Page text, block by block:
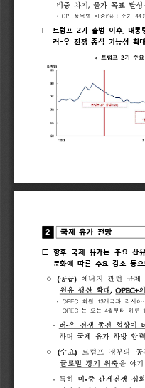
비중
차지 물가 목표 달성
* CPI 품목별 비중(%) : 주거 44.2,
□  트럼프  2기  출범  이후,  대통
러- 우  전쟁  종식  가능성  확대 
< 트럼프 2기 주요
2 국제 유가 전망
□  향후  국제  유가는  주요  산유
둔화에 
따른  수요  감소  등으
ᄋ (공급) 에너지 관련 규제
원유 생산 확대 OPEC+ 의
* OPEC 회원 13개국과 러시아·
OPEC+는 오는 4월부터 하루
- 러-우 전쟁 종전 협상이
하며 국제 유가 하방 압력
ᄋ (수요) 트럼프 정부의 공
글로벌 경기 위축을 야
- 특히 미-중 관세전쟁 심